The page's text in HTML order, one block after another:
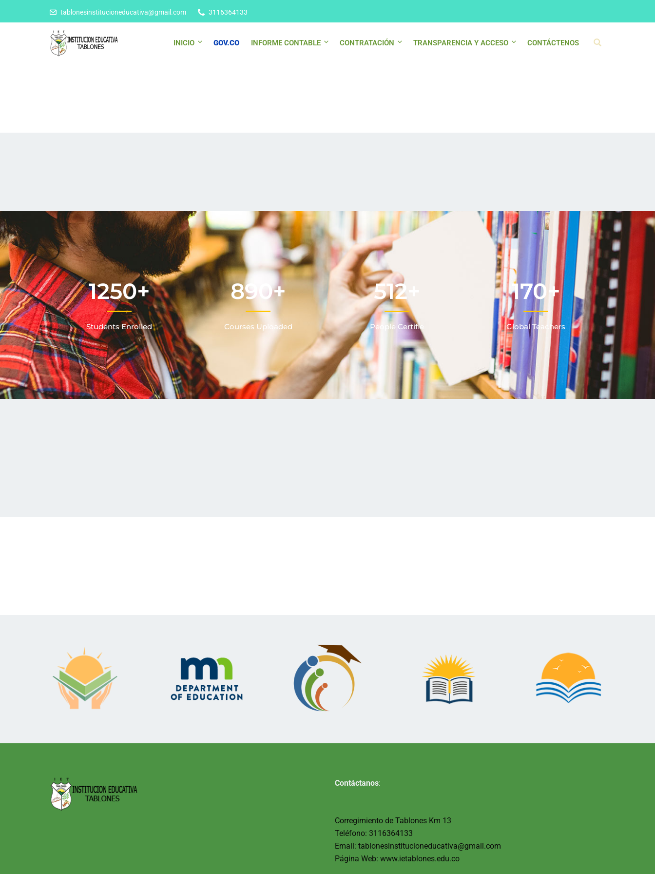
tablonesinstitucioneducativa@gmail.com 3116364133
INICIO GOV.CO INFORME CONTABLE CONTRATACIÓN TRANSPARENCIA Y ACCESO CONTÁCTENOS
Students Enrolled
1250+
Courses Uploaded
890+
People Certifie
512
Global Teachers
170+
Contáctanos:
Corregimiento de Tablones Km 13
Teléfono: 3116364133
Email: tablonesinstitucioneducativa@gmail.com
Página Web: www.ietablones.edu.co